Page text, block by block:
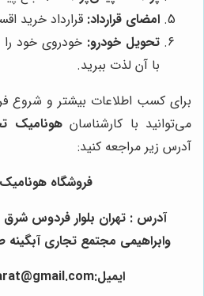
امضای قرارداد: قرارداد خرید
تحویل خودرو: خودروی خود را
با آن لذت ببرید.
برای کسب اطلاعات بیشتر و شروع
می‌توانید با کارشناسانهونامیک
آدرس زیر مراجعه کنید:
فروشگاه
آدرس : تهران بلوار فردوس
وابراهیمی مجتمع تجاری آبگینه
ایمیل:hunamiktejarat@gmail.com